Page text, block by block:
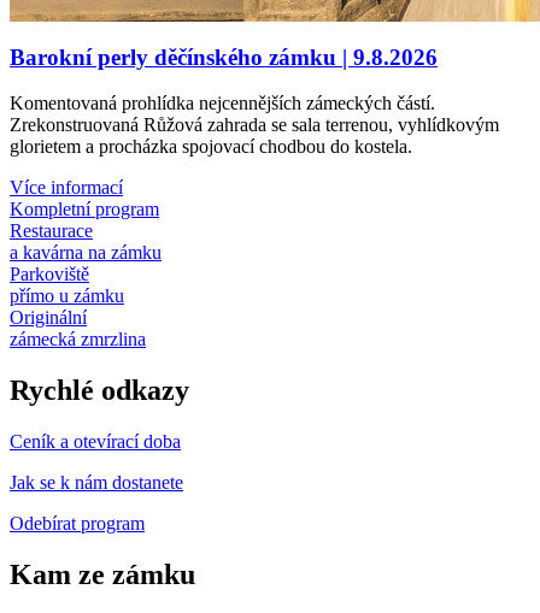
Barokní perly děčínského zámku | 9.8.2026
Komentovaná prohlídka nejcennějších zámeckých částí.
Zrekonstruovaná Růžová zahrada se sala terrenou, vyhlídkovým
glorietem a procházka spojovací chodbou do kostela.
Více informací
Kompletní program
Restaurace
a kavárna na zámku
Parkoviště
přímo u zámku
Originální
zámecká zmrzlina
Rychlé odkazy
Ceník a otevírací doba
Jak se k nám dostanete
Odebírat program
Kam ze zámku